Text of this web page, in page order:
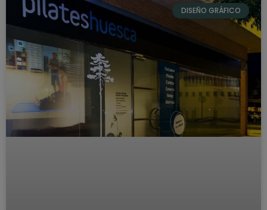
DISEÑO GRÁFICO